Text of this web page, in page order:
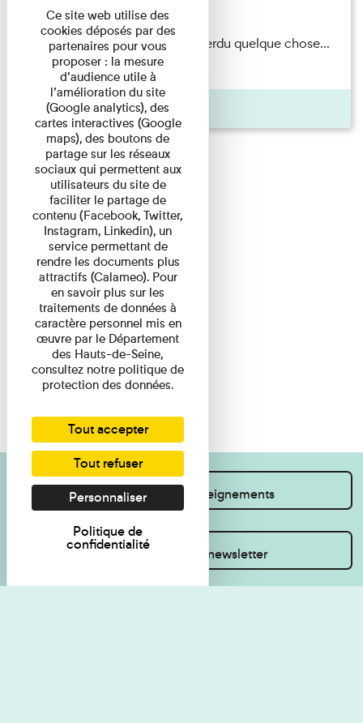
Du 15/08/2026 au 15/08/2026
Il semblerait qu’Albert Kahn a perdu quelque chose...
Accompagnés d’une ...
Agenda
Je souhaite des renseignements
Inscrivez-vous à la newsletter
Ce site web utilise des
cookies déposés par des
partenaires pour vous
proposer : la mesure
d’audience utile à
l’amélioration du site
(Google analytics), des
cartes interactives (Google
maps), des boutons de
partage sur les réseaux
sociaux qui permettent aux
utilisateurs du site de
faciliter le partage de
contenu (Facebook, Twitter,
Instagram, Linkedin), un
service permettant de
rendre les documents plus
attractifs (Calameo). Pour
en savoir plus sur les
traitements de données à
caractère personnel mis en
œuvre par le Département
des Hauts-de-Seine,
consultez notre politique de
protection des données.
Tout accepter
Tout refuser
Personnaliser
Politique de
confidentialité